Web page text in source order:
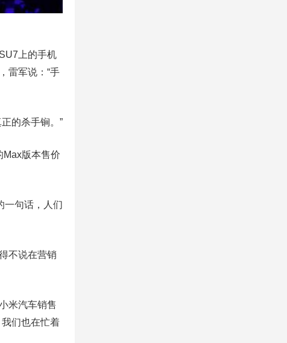
上的手机
雷军说：“手
的杀手锏。”
Max版本售价
一句话，人们
不说在营销
米汽车销售
们也在忙着